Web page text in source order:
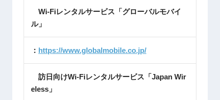
Wi-Fiレンタルサービス「グローバルモバイ
ル」
： https://www.globalmobile.co.jp/
訪日向けWi-Fiレンタルサービス「Japan Wir
eless」